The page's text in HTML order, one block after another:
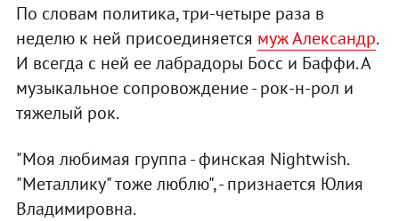
По словам политика, три-четыре раза в
неделю к ней присоединяется муж Александр.
И всегда с ней ее лабрадоры Босс и Баффи. А
музыкальное сопровождение - рок-н-рол и
тяжелый рок.
"Моя любимая группа - финская Nightwish.
"Металлику" тоже люблю", - признается Юлия
Владимировна.